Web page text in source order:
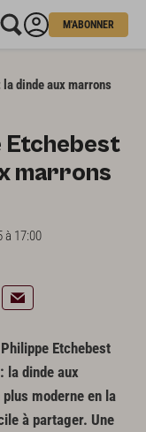
M'ABONNER
dinde aux marrons
Etchebest
marrons
à 17:00
Etchebest
la dinde aux
moderne en la
à partager. Une